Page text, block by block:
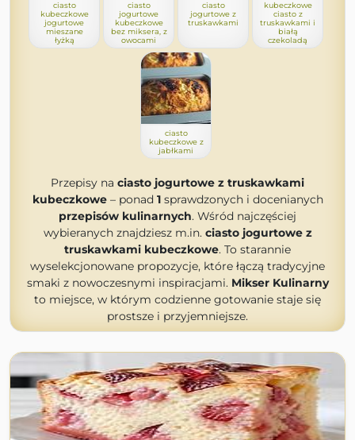
ciasto
kubeczkowe
jogurtowe
mieszane
łyżką
ciasto
jogurtowe
kubeczkowe
bez miksera, z
owocami
ciasto
jogurtowe z
truskawkami
kubeczkowe
ciasto z
truskawkami i
białą
czekoladą
ciasto
kubeczkowe z
jabłkami
Przepisy na ciasto jogurtowe z truskawkami
kubeczkowe– ponad 1sprawdzonych i docenianych
przepisów kulinarnych. Wśród najczęściej
wybieranych znajdziesz m.in. ciasto jogurtowe z
truskawkami kubeczkowe. To starannie
wyselekcjonowane propozycje, które łączą tradycyjne
smaki z nowoczesnymi inspiracjami. Mikser Kulinarny
to miejsce, w którym codzienne gotowanie staje się
prostsze i przyjemniejsze.